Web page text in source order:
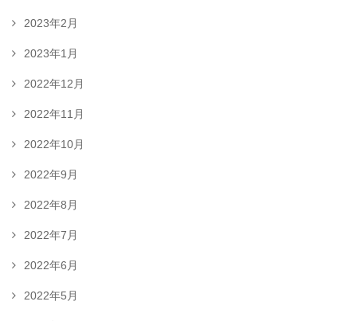
2023年2月
2023年1月
2022年12月
2022年11月
2022年10月
2022年9月
2022年8月
2022年7月
2022年6月
2022年5月